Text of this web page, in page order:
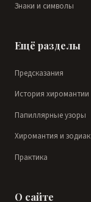
Знаки и символы
Ещё разделы
Предсказания
История хиромантии
Папиллярные узоры
Хиромантия и зодиак
Практика
О сайте